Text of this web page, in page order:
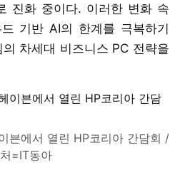
진화 중이다. 이러한 변화 속
기반 AI의 한계를 극복하기
차세대 비즈니스 PC 전략을
븐에서 열린 HP코리아 간담회 /
=IT동아